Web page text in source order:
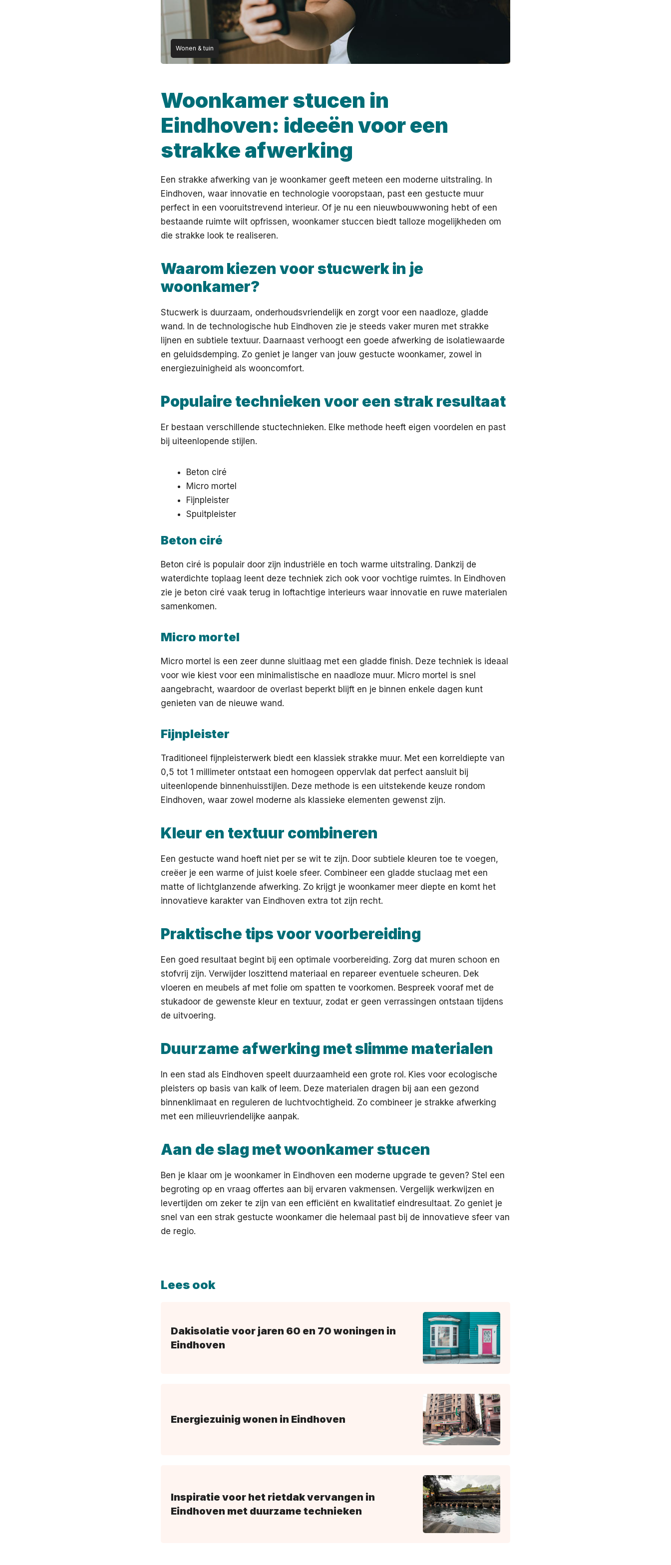
Wonen & tuin
Woonkamer stucen in
Eindhoven: ideeën voor een
strakke afwerking
Een strakke afwerking van je woonkamer geeft meteen een moderne uitstraling. In
Eindhoven, waar innovatie en technologie vooropstaan, past een gestucte muur
perfect in een vooruitstrevend interieur. Of je nu een nieuwbouwwoning hebt of een
bestaande ruimte wilt opfrissen, woonkamer stuccen biedt talloze mogelijkheden om
die strakke look te realiseren.
Waarom kiezen voor stucwerk in je
woonkamer?
Stucwerk is duurzaam, onderhoudsvriendelijk en zorgt voor een naadloze, gladde
wand. In de technologische hub Eindhoven zie je steeds vaker muren met strakke
lijnen en subtiele textuur. Daarnaast verhoogt een goede afwerking de isolatiewaarde
en geluidsdemping. Zo geniet je langer van jouw gestucte woonkamer, zowel in
energiezuinigheid als wooncomfort.
Populaire technieken voor een strak resultaat
Er bestaan verschillende stuctechnieken. Elke methode heeft eigen voordelen en past
bij uiteenlopende stijlen.
Beton ciré
Micro mortel
Fijnpleister
Spuitpleister
Beton ciré
Beton ciré is populair door zijn industriële en toch warme uitstraling. Dankzij de
waterdichte toplaag leent deze techniek zich ook voor vochtige ruimtes. In Eindhoven
zie je beton ciré vaak terug in loftachtige interieurs waar innovatie en ruwe materialen
samenkomen.
Micro mortel
Micro mortel is een zeer dunne sluitlaag met een gladde finish. Deze techniek is ideaal
voor wie kiest voor een minimalistische en naadloze muur. Micro mortel is snel
aangebracht, waardoor de overlast beperkt blijft en je binnen enkele dagen kunt
genieten van de nieuwe wand.
Fijnpleister
Traditioneel fijnpleisterwerk biedt een klassiek strakke muur. Met een korreldiepte van
0,5 tot 1 millimeter ontstaat een homogeen oppervlak dat perfect aansluit bij
uiteenlopende binnenhuisstijlen. Deze methode is een uitstekende keuze rondom
Eindhoven, waar zowel moderne als klassieke elementen gewenst zijn.
Kleur en textuur combineren
Een gestucte wand hoeft niet per se wit te zijn. Door subtiele kleuren toe te voegen,
creëer je een warme of juist koele sfeer. Combineer een gladde stuclaag met een
matte of lichtglanzende afwerking. Zo krijgt je woonkamer meer diepte en komt het
innovatieve karakter van Eindhoven extra tot zijn recht.
Praktische tips voor voorbereiding
Een goed resultaat begint bij een optimale voorbereiding. Zorg dat muren schoon en
stofvrij zijn. Verwijder loszittend materiaal en repareer eventuele scheuren. Dek
vloeren en meubels af met folie om spatten te voorkomen. Bespreek vooraf met de
stukadoor de gewenste kleur en textuur, zodat er geen verrassingen ontstaan tijdens
de uitvoering.
Duurzame afwerking met slimme materialen
In een stad als Eindhoven speelt duurzaamheid een grote rol. Kies voor ecologische
pleisters op basis van kalk of leem. Deze materialen dragen bij aan een gezond
binnenklimaat en reguleren de luchtvochtigheid. Zo combineer je strakke afwerking
met een milieuvriendelijke aanpak.
Aan de slag met woonkamer stucen
Ben je klaar om je woonkamer in Eindhoven een moderne upgrade te geven? Stel een
begroting op en vraag offertes aan bij ervaren vakmensen. Vergelijk werkwijzen en
levertijden om zeker te zijn van een efficiënt en kwalitatief eindresultaat. Zo geniet je
snel van een strak gestucte woonkamer die helemaal past bij de innovatieve sfeer van
de regio.
Lees ook
Dakisolatie voor jaren 60 en 70 woningen in
Eindhoven
Energiezuinig wonen in Eindhoven
Inspiratie voor het rietdak vervangen in
Eindhoven met duurzame technieken